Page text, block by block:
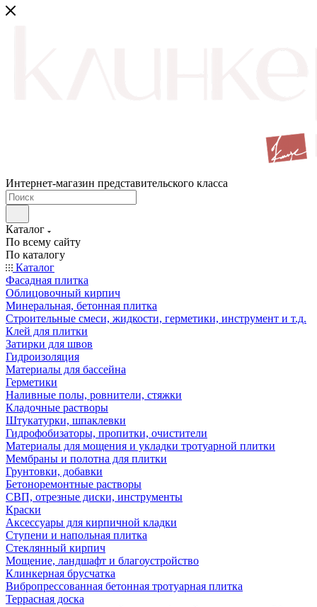
Интернет-магазин представительского класса
Каталог
По всему сайту
По каталогу
Каталог
Фасадная плитка
Облицовочный кирпич
Минеральная, бетонная плитка
Строительные смеси, жидкости, герметики, инструмент и т.д.
Клей для плитки
Затирки для швов
Гидроизоляция
Материалы для бассейна
Герметики
Наливные полы, ровнители, стяжки
Кладочные растворы
Штукатурки, шпаклевки
Гидрофобизаторы, пропитки, очистители
Материалы для мощения и укладки тротуарной плитки
Мембраны и полотна для плитки
Грунтовки, добавки
Бетоноремонтные растворы
СВП, отрезные диски, инструменты
Краски
Аксессуары для кирпичной кладки
Ступени и напольная плитка
Cтеклянный кирпич
Мощение, ландшафт и благоустройство
Клинкерная брусчатка
Вибропрессованная бетонная тротуарная плитка
Террасная доска